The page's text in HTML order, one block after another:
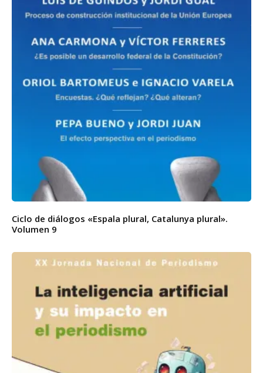
Ciclo de diálogos «Espala plural, Catalunya plural».
Volumen 9